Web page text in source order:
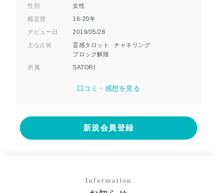
性別
女性
鑑定歴
16-20年
デビュー日
2019/05/28
主な占術
霊感タロット
チャネリング
ブロック解除
所属
SATORI
口コミ・感想を見る
新規会員登録